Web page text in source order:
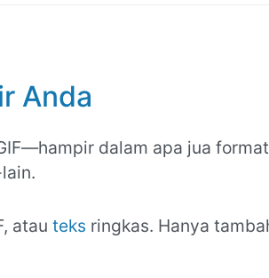
Anda
dalam apa jua
atau teks ringkas. Hanya